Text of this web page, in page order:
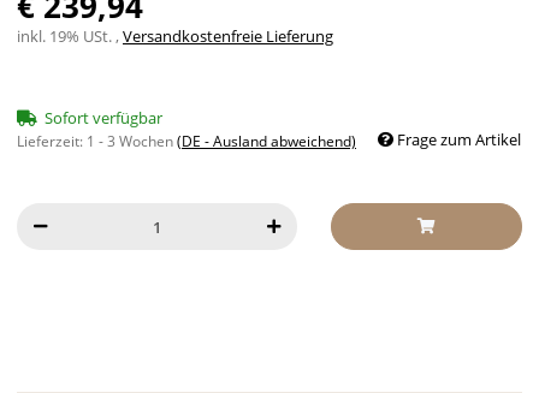
inkl. 19% USt. ,Versandkostenfreie Lieferung
Sofort verfügbar
Lieferzeit: 1 - 3 Wochen(DE - Ausland abweichend) Frage zum Artikel